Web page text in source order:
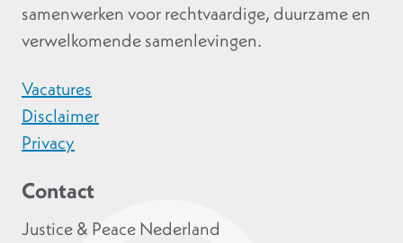
samenwerken voor rechtvaardige, duurzame en
verwelkomende samenlevingen.
Vacatures
Disclaimer
Privacy
Contact
Justice & Peace Nederland